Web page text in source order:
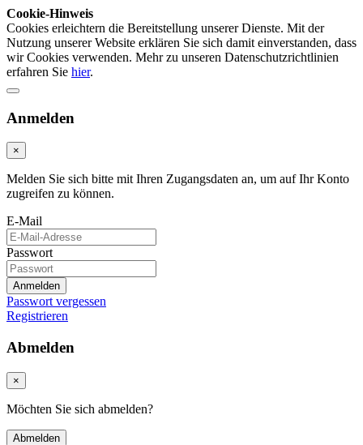
Cookie-Hinweis
Cookies erleichtern die Bereitstellung unserer Dienste. Mit der
Nutzung unserer Website erklären Sie sich damit einverstanden, dass
wir Cookies verwenden. Mehr zu unseren Datenschutzrichtlinien
erfahren Sie hier.
Anmelden
×
Melden Sie sich bitte mit Ihren Zugangsdaten an, um auf Ihr Konto
zugreifen zu können.
E-Mail
Passwort
Anmelden
Passwort vergessen
Registrieren
Abmelden
×
Möchten Sie sich abmelden?
Abmelden